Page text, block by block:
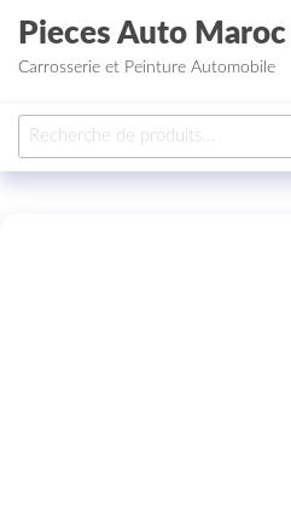
Aller au contenu
Pieces Auto Maroc
Carrosserie et Peinture Automobile
Recherche pour :